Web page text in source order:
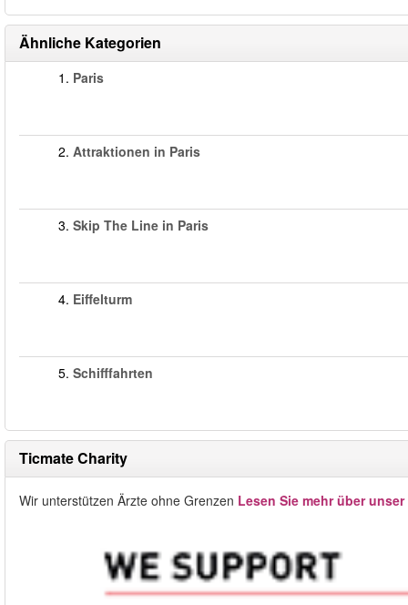
Ähnliche Kategorien
1. Paris
2. Attraktionen in Paris
3. Skip The Line in Paris
4. Eiffelturm
5. Schifffahrten
Ticmate Charity
Wir unterstützen Ärzte ohne Grenzen Lesen Sie mehr über